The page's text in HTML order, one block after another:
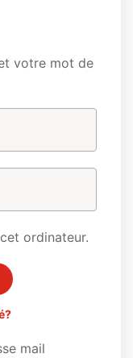
votre mot de
ordinateur.
mail